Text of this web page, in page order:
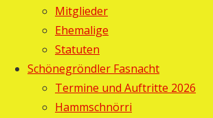
Mitglieder
Ehemalige
Statuten
Schönegröndler Fasnacht
Termine und Auftritte 2026
Hammschnörri
Schönegröndler
Fasnacht
der
Schönegröndler
Fasnacht